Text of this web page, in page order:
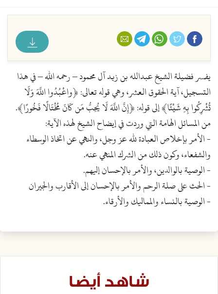
فيسبوكتويتر واتس أبتليجرام
يفسر فضيلة الشيخ عبدالله بن زيد آل محمود – رحمه الله – في هذا
التسجيل، آية الحقوق العشر، وهي قوله تعالى: ﴿واعْبُدُوا اللَّهَ وَلَا
تُشْرِكُوا بِهِ شَيْئًا﴾ إلى قوله: ﴿إِنَّ اللَّهَ لَا يُحِبُّ مَن كَانَ مُخْتَالًا فَخُورًا﴾.
من المسائل الهامة التي وردت في إيضاح الشيخ لهذه الآية:
- الأمر بإخلاص العبادة لله عز وجل، والنهي عن اتخاذ الوسطاء
والشفعاء، وكون ذلك من الشرك المنهي عنه.
- الوصية بالوالدين، والأمر بالإحسان إليهم.
- الحث على صلة الرحم والأمر بالإحسان إلى الأقارب والجيران
- الوصية بالنساء والمماليك والأرقاء.
شاهد أيضا